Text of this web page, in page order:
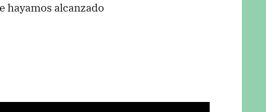
hayamos alcanzado